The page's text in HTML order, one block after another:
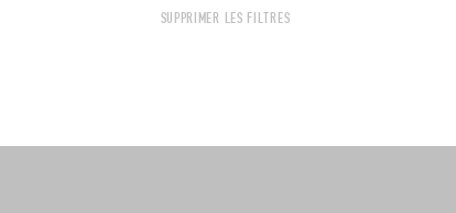
SUPPRIMER LES FILTRES